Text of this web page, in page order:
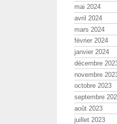
mai 2024
avril 2024
mars 2024
février 2024
janvier 2024
décembre
novembre
octobre 2023
septembre
août 2023
juillet 2023